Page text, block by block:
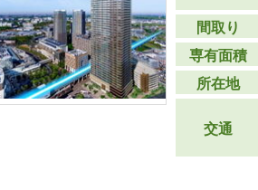
間取り
専有面積
所在地
交通